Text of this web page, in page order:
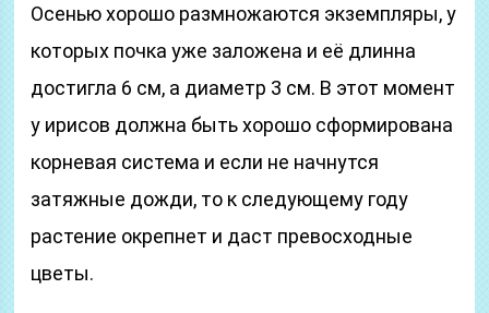
Осенью хорошо размножаются экземпляры, у
которых почка уже заложена и её длинна
достигла 6 см, а диаметр 3 см. В этот момент
у ирисов должна быть хорошо сформирована
корневая система и если не начнутся
затяжные дожди, то к следующему году
растение окрепнет и даст превосходные
цветы.